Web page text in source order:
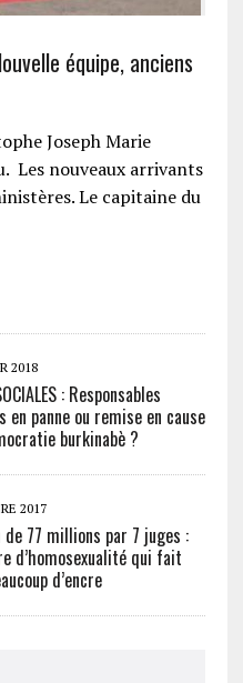
équipe, anciens
Joseph Marie
Les nouveaux arrivants
Le capitaine du
2018
: Responsables
en panne ou remise en cause
burkinabè ?
2017
de 77 millions par 7 juges :
d’homosexualité qui fait
d’encre